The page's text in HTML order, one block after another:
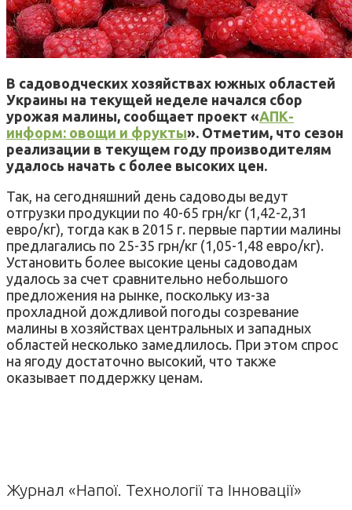
В садоводческих хозяйствах южных областей
Украины на текущей неделе начался сбор
урожая малины, сообщает проект «АПК-
информ: овощи и фрукты». Отметим, что сезон
реализации в текущем году производителям
удалось начать с более высоких цен.
Так, на сегодняшний день садоводы ведут
отгрузки продукции по 40-65 грн/кг (1,42-2,31
евро/кг), тогда как в 2015 г. первые партии малины
предлагались по 25-35 грн/кг (1,05-1,48 евро/кг).
Установить более высокие цены садоводам
удалось за счет сравнительно небольшого
предложения на рынке, поскольку из-за
прохладной дождливой погоды созревание
малины в хозяйствах центральных и западных
областей несколько замедлилось. При этом спрос
на ягоду достаточно высокий, что также
оказывает поддержку ценам.
Журнал «Напої. Технології та Інновації»